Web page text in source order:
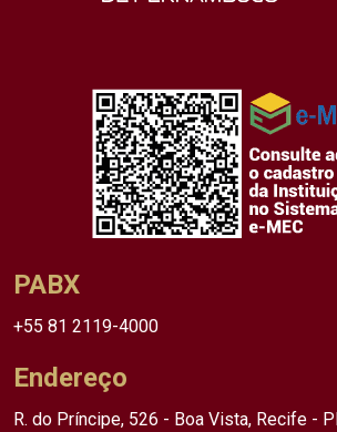
PABX
+55 81 2119-4000
Endereço
R. do Príncipe, 526 - Boa Vista, Recife -